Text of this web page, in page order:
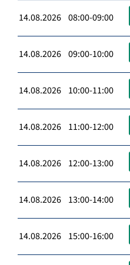
14.08.2026 08:00-09:00
14.08.2026 09:00-10:00
14.08.2026 10:00-11:00
14.08.2026 11:00-12:00
14.08.2026 12:00-13:00
14.08.2026 13:00-14:00
14.08.2026 15:00-16:00